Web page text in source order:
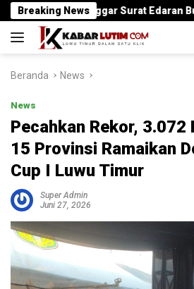
Langsung
ke
konten
Breaking News
Langgar Surat Edaran Bupati
Beranda News
News
Pecahkan Rekor, 3.072
15 Provinsi Ramaikan
Cup I Luwu Timur
Super Admin
Juni 27, 2026